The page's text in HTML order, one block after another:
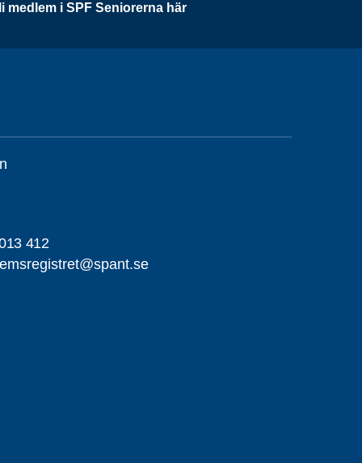
medlem i SPF Seniorerna här
412